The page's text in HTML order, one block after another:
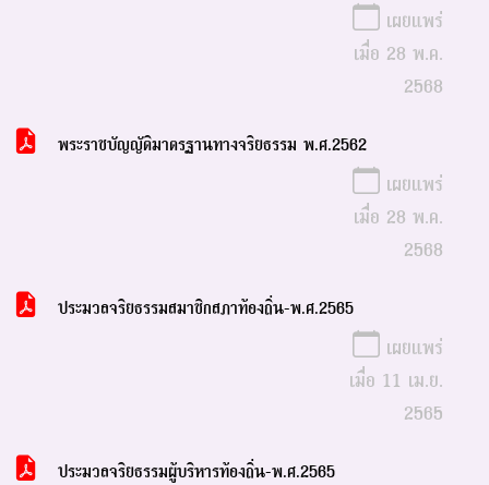
เผยแพร่
เมื่อ 28 พ.ค.
2568
พระราชบัญญัติมาตรฐานทางจริยธรรม พ.ศ.2562
เผยแพร่
เมื่อ 28 พ.ค.
2568
ประมวลจริยธรรมสมาชิกสภาท้องถิ่น-พ.ศ.2565
เผยแพร่
เมื่อ 11 เม.ย.
2565
ประมวลจริยธรรมผู้บริหารท้องถิ่น-พ.ศ.2565